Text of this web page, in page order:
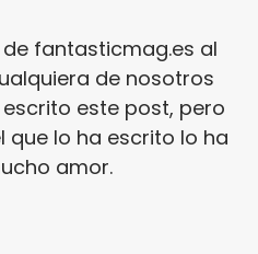
fantasticmag.es al
de nosotros
este post, pero
que lo ha escrito lo ha
amor.